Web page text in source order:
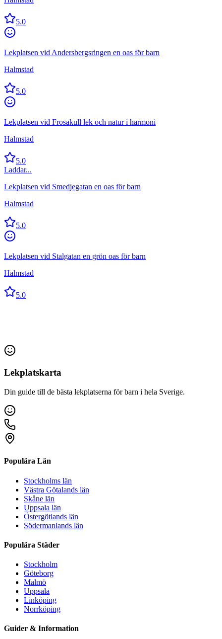
5.0
Lekplatsen vid Andersbergsringen en oas för barn
Halmstad
5.0
Lekplatsen vid Frosakull lek och natur i harmoni
Halmstad
5.0
Laddar...
Lekplatsen vid Smedjegatan en oas för barn
Halmstad
5.0
Lekplatsen vid Stalgatan en grön oas för barn
Halmstad
5.0
Lekplatskarta
Din guide till de bästa lekplatserna för barn i hela Sverige.
Populära Län
Stockholms län
Västra Götalands län
Skåne län
Uppsala län
Östergötlands län
Södermanlands län
Populära Städer
Stockholm
Göteborg
Malmö
Uppsala
Linköping
Norrköping
Guider & Information